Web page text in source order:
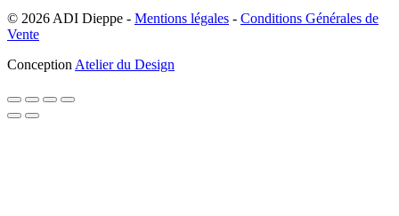
© 2026 ADI Dieppe - Mentions légales - Conditions Générales de
Vente
ConceptionAtelier du Design